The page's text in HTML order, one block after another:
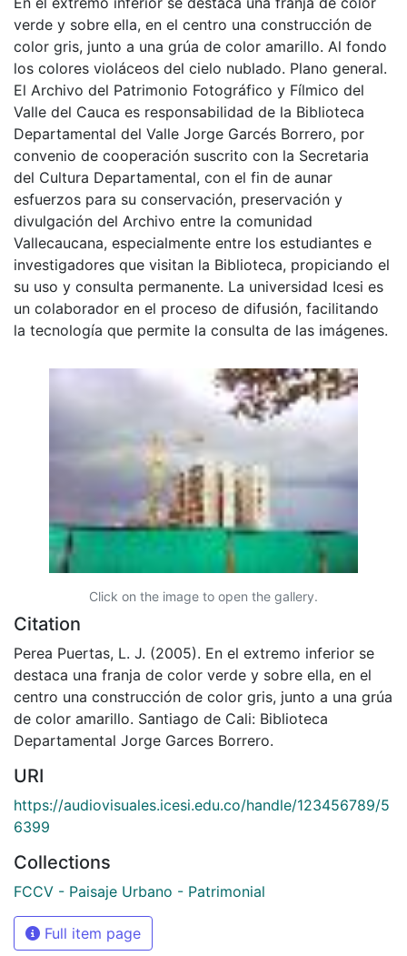
verde y sobre ella, en el centro una construcción de
color gris, junto a una grúa de color amarillo. Al fondo
los colores violáceos del cielo nublado. Plano general.
El Archivo del Patrimonio Fotográfico y Fílmico del
Valle del Cauca es responsabilidad de la Biblioteca
Departamental del Valle Jorge Garcés Borrero, por
convenio de cooperación suscrito con la Secretaria
del Cultura Departamental, con el fin de aunar
esfuerzos para su conservación, preservación y
divulgación del Archivo entre la comunidad
Vallecaucana, especialmente entre los estudiantes e
investigadores que visitan la Biblioteca, propiciando el
su uso y consulta permanente. La universidad Icesi es
un colaborador en el proceso de difusión, facilitando
la tecnología que permite la consulta de las imágenes.
Click on the image to open the gallery.
Citation
Perea Puertas, L. J. (2005). En el extremo inferior se
destaca una franja de color verde y sobre ella, en el
centro una construcción de color gris, junto a una grúa
de color amarillo. Santiago de Cali: Biblioteca
Departamental Jorge Garces Borrero.
URI
https://audiovisuales.icesi.edu.co/handle/123456789/5
6399
Collections
FCCV - Paisaje Urbano - Patrimonial
Full item page